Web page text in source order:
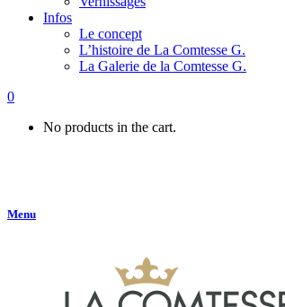
Infos
Le concept
L’histoire de La Comtesse G.
La Galerie de la Comtesse G.
0
No products in the cart.
Menu